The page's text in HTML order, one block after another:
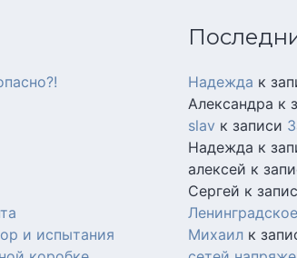
и испытания
Надежда к
Александра к
slav к записи
Надежда к
алексей к
Сергей к
Михаил к